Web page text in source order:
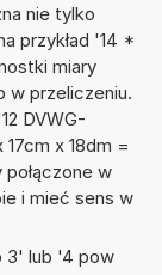
nie tylko
przykład '14 *
miary
w przeliczeniu.
DVWG-
x 18dm =
w
i mieć sens w
3' lub '4 pow